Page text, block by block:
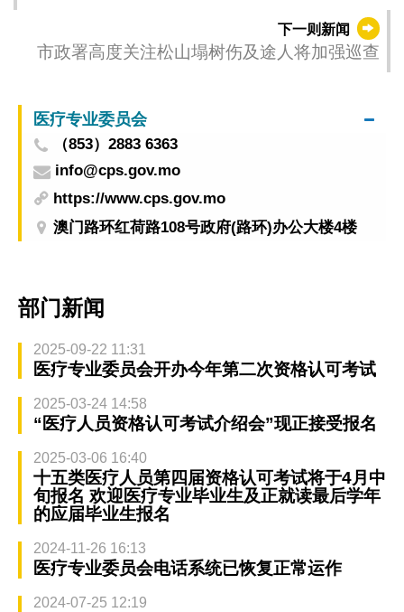
下一则新闻
市政署高度关注松山塌树伤及途人将加强巡查
医疗专业委员会
（853）2883 6363
info@cps.gov.mo
https://www.cps.gov.mo
澳门路环红荷路108号政府(路环)办公大楼4楼
部门新闻
2025-09-22 11:31
医疗专业委员会开办今年第二次资格认可考试
2025-03-24 14:58
“医疗人员资格认可考试介绍会”现正接受报名
2025-03-06 16:40
十五类医疗人员第四届资格认可考试将于4月中
旬报名 欢迎医疗专业毕业生及正就读最后学年
的应届毕业生报名
2024-11-26 16:13
医疗专业委员会电话系统已恢复正常运作
2024-07-25 12:19